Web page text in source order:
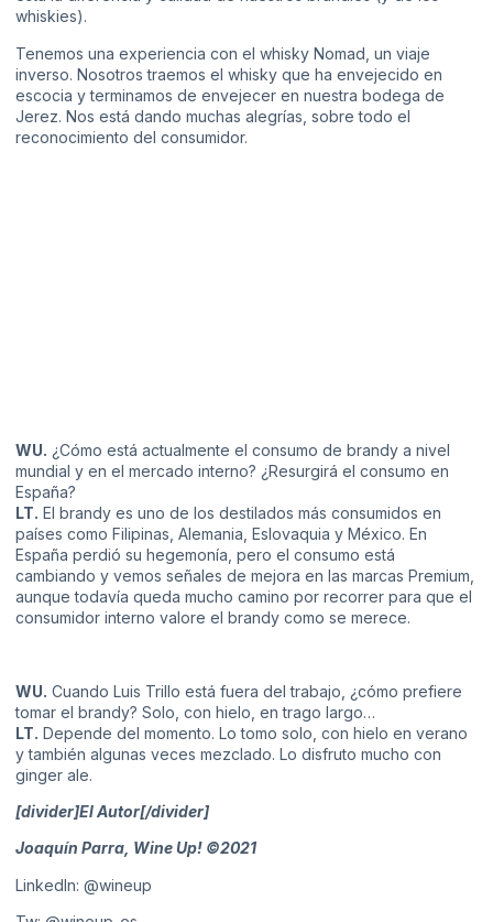
whiskies).
Tenemos una experiencia con el whisky Nomad, un viaje
inverso. Nosotros traemos el whisky que ha envejecido en
escocia y terminamos de envejecer en nuestra bodega de
Jerez. Nos está dando muchas alegrías, sobre todo el
reconocimiento del consumidor.
WU. ¿Cómo está actualmente el consumo de brandy a nivel
mundial y en el mercado interno? ¿Resurgirá el consumo en
España?
LT. El brandy es uno de los destilados más consumidos en
países como Filipinas, Alemania, Eslovaquia y México. En
España perdió su hegemonía, pero el consumo está
cambiando y vemos señales de mejora en las marcas Premium,
aunque todavía queda mucho camino por recorrer para que el
consumidor interno valore el brandy como se merece.
WU. Cuando Luis Trillo está fuera del trabajo, ¿cómo prefiere
tomar el brandy? Solo, con hielo, en trago largo…
LT. Depende del momento. Lo tomo solo, con hielo en verano
y también algunas veces mezclado. Lo disfruto mucho con
ginger ale.
[divider]El Autor[/divider]
Joaquín Parra, Wine Up! ©2021
LinkedIn: @wineup